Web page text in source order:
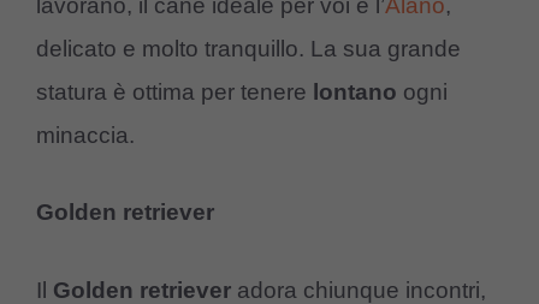
lavorano, il cane ideale per voi è l’Alano,
delicato e molto tranquillo. La sua grande
statura è ottima per tenere lontano ogni
minaccia.
Golden retriever
Il Golden retriever adora chiunque incontri,